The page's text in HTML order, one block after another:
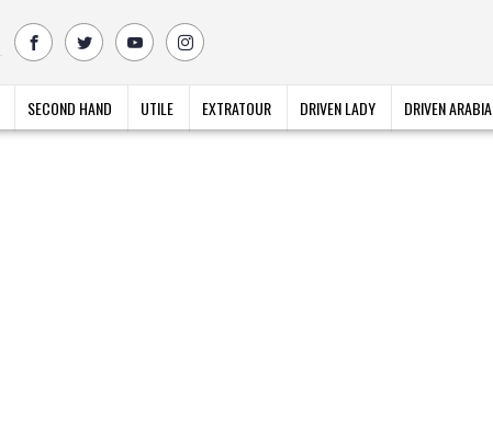
SECOND HAND UTILE EXTRATOUR DRIVEN LADY DRIVEN ARABIA